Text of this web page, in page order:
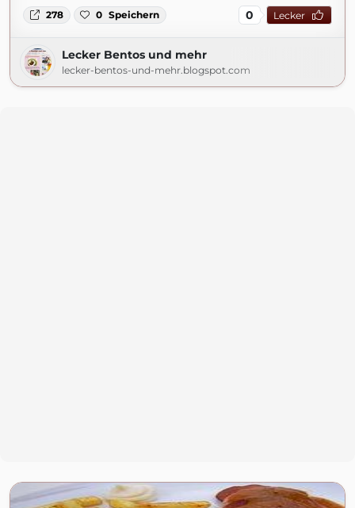
278 0 Speichern 0 Lecker
Lecker Bentos und mehr
lecker-bentos-und-mehr.blogspot.com